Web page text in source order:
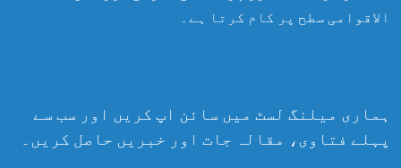
الاقوامی سطح پر کام کرتا ہے۔
ہماری میلنگ لسٹ میں سائن اپ کریں اور سب سے
پہلے فتاوی، مقالہ جات اور خبریں حاصل کریں۔